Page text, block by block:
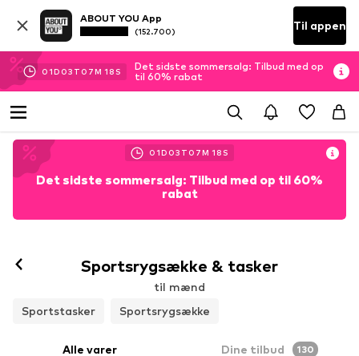
ABOUT YOU App
(152.700) Til appen
01D 03 T 07M 16 S
Det sidste sommersalg: Tilbud med op
til 60% rabat
01D 03 T 07M 16 S
Det sidste sommersalg: Tilbud med op til 60%
rabat
Sportsrygsække & tasker
til mænd
Sportstasker
Sportsrygsække
Alle varer Dine tilbud 130